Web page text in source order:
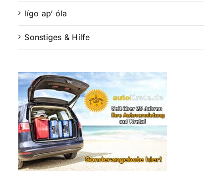
lígo ap‘ óla
Sonstiges & Hilfe